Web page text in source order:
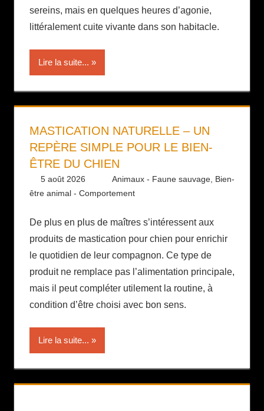
sereins, mais en quelques heures d’agonie,
littéralement cuite vivante dans son habitacle.
Lire la suite...
MASTICATION NATURELLE – UN
REPÈRE SIMPLE POUR LE BIEN-
ÊTRE DU CHIEN
5 août 2026 Daniel
Animaux - Faune sauvage, Bien-
être animal - Comportement
De plus en plus de maîtres s’intéressent aux
produits de mastication pour chien pour enrichir
le quotidien de leur compagnon. Ce type de
produit ne remplace pas l’alimentation principale,
mais il peut compléter utilement la routine, à
condition d’être choisi avec bon sens.
Lire la suite...